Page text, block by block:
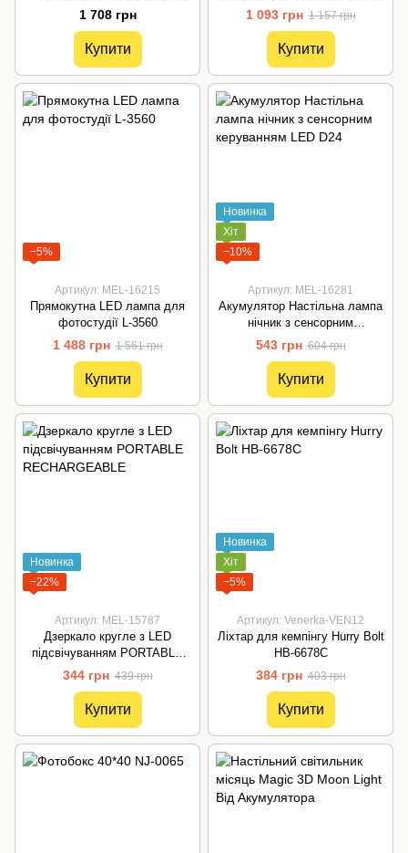
динамик-колонка-блютус
(Луна)
1 708 грн
Купити
телефону TB-29S
1 093 грн 1 157 грн
Купити
−5%
Артикул: MEL-16215
Прямокутна LED лампа для
фотостудії L-3560
1 488 грн 1 561 грн
Купити
Новинка
Хіт
−10%
Артикул: MEL-16281
Акумулятор Настільна лампа
нічник з сенсорним
керуванням LED D24
543 грн 604 грн
Купити
Новинка
−22%
Артикул: MEL-15787
Дзеркало кругле з LED
підсвічуванням PORTABLE
RECHARGEABLE
344 грн 439 грн
Купити
Новинка
Хіт
−5%
Артикул: Venerka-VEN12
Ліхтар для кемпінгу Hurry Bolt
HB-6678C
384 грн 403 грн
Купити